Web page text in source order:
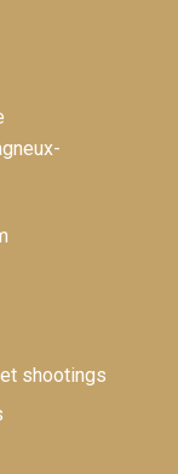
shootings